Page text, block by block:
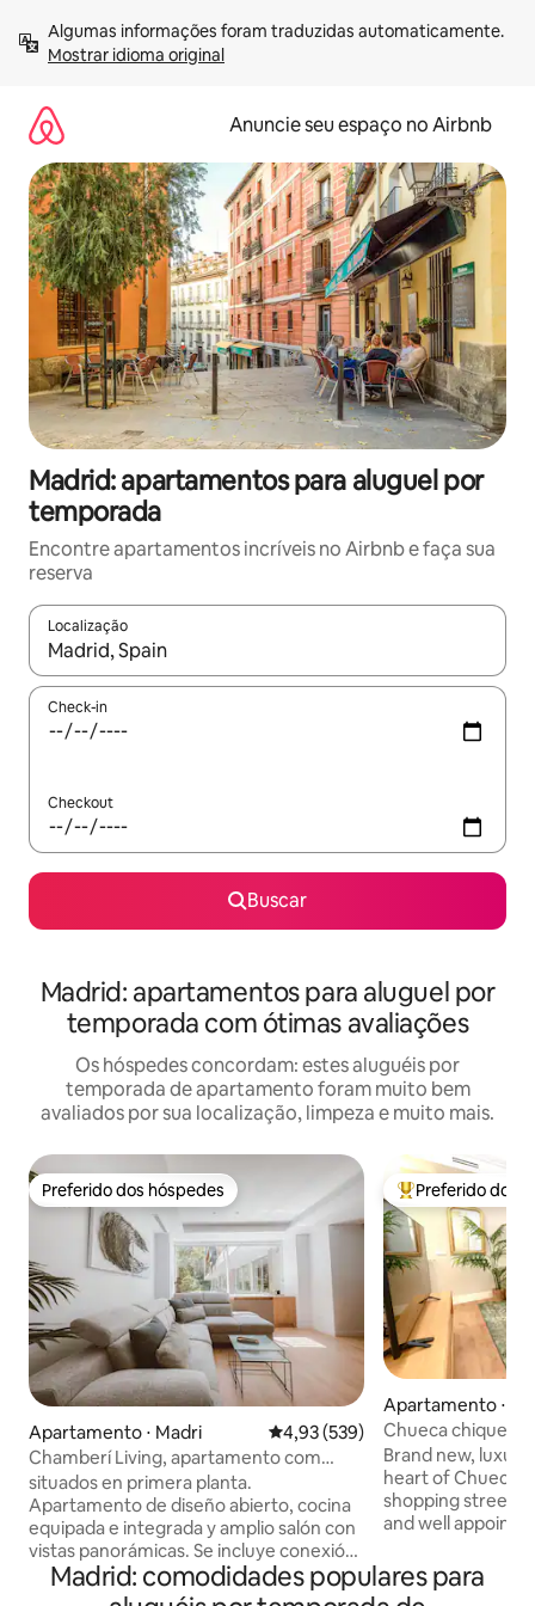
para
Mostrar idioma original
Anuncie seu espaço no Airbnb
Madrid: apartamentos para aluguel por
temporada
Encontre apartamentos incríveis no Airbnb e faça sua
reserva
Localização
Quando os resultados estiverem disponíveis, explore-os
Check-in
Checkout
Buscar
Madrid: apartamentos para aluguel por
temporada com ótimas avaliações
Os hóspedes concordam: estes aluguéis por
temporada de apartamento foram muito bem
avaliados por sua localização, limpeza e muito mais.
Preferido dos hóspedes
Preferido dos hóspedes
Apartamento ⋅ Madri 4,93 de uma avaliação média de
4,93 (539)
Chamberí Living, apartamento com
cama de casal e...
situados en primera planta.
Apartamento de diseño abierto, cocina
equipada e integrada y amplio salón con
vistas panorámicas. Se incluye conexión
wifi, cafetera y se proporcionará ropa de
cama y toallas. ¡Bienvenido a nuestro
Entre os
Preferido dos
Apartamento ⋅
Chueca chique,
Brand new,
heart of
shopping street!
and well
the hippest areas
floor plan, full
Madrid: comodidades populares para